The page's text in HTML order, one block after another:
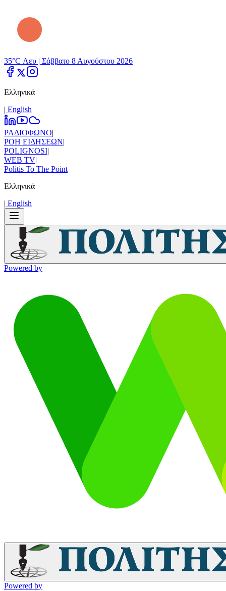
35°C Λευ | Σάββατο 8 Αυγούστου 2026
Ελληνικά
| Εnglish
ΡΑΔΙΟΦΩΝΟ|
ΡΟΗ ΕΙΔΗΣΕΩΝ|
POLIGNOSI|
WEB TV|
Politis To The Point
Ελληνικά
| Εnglish
Powered by
Powered by